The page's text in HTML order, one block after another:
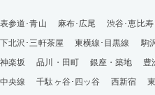
表参道･青山 麻布･広尾 渋谷･恵比
下北沢･三軒茶屋
東横線･目黒線 駒
神楽坂
品川・田町 銀座・築地 豊
中央線
千駄ヶ谷･四ッ谷 西新宿